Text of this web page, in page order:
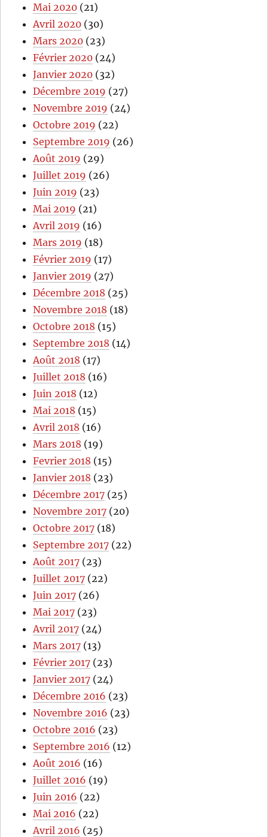
Mai 2020 (21)
Avril 2020 (30)
Mars 2020 (23)
Février 2020 (24)
Janvier 2020 (32)
Décembre 2019 (27)
Novembre 2019 (24)
Octobre 2019 (22)
Septembre 2019 (26)
Août 2019 (29)
Juillet 2019 (26)
Juin 2019 (23)
Mai 2019 (21)
Avril 2019 (16)
Mars 2019 (18)
Février 2019 (17)
Janvier 2019 (27)
Décembre 2018 (25)
Novembre 2018 (18)
Octobre 2018 (15)
Septembre 2018 (14)
Août 2018 (17)
Juillet 2018 (16)
Juin 2018 (12)
Mai 2018 (15)
Avril 2018 (16)
Mars 2018 (19)
Fevrier 2018 (15)
Janvier 2018 (23)
Décembre 2017 (25)
Novembre 2017 (20)
Octobre 2017 (18)
Septembre 2017 (22)
Août 2017 (23)
Juillet 2017 (22)
Juin 2017 (26)
Mai 2017 (23)
Avril 2017 (24)
Mars 2017 (13)
Février 2017 (23)
Janvier 2017 (24)
Décembre 2016 (23)
Novembre 2016 (23)
Octobre 2016 (23)
Septembre 2016 (12)
Août 2016 (16)
Juillet 2016 (19)
Juin 2016 (22)
Mai 2016 (22)
Avril 2016 (25)